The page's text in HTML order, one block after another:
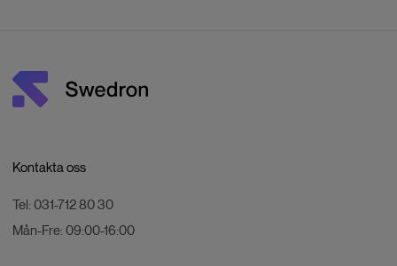
Kontakta oss
Tel: 031-712 80 30
Mån-Fre: 09:00-16:00